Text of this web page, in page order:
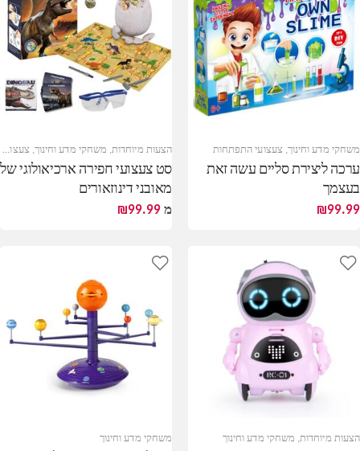
משחקי מדע וחינוך, צעצועי התפתחות
ערכה ליצירת סליים עשה זאת
בעצמך
₪99.99
הצעות מיוחדות, משחקי מדע וחינוך, צעצועי דרקונים ודינוזאורים
סט צעצועי חפירה ארכיאולוגי של
מאובני דינוזאורים
מ
₪99.99
הצעות מיוחדות, משחקי מדע וחינוך משחקי מדע וחינוך